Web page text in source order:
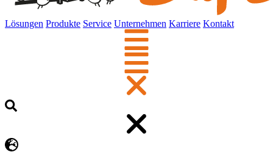
Lösungen Produkte Service Unternehmen Karriere Kontakt